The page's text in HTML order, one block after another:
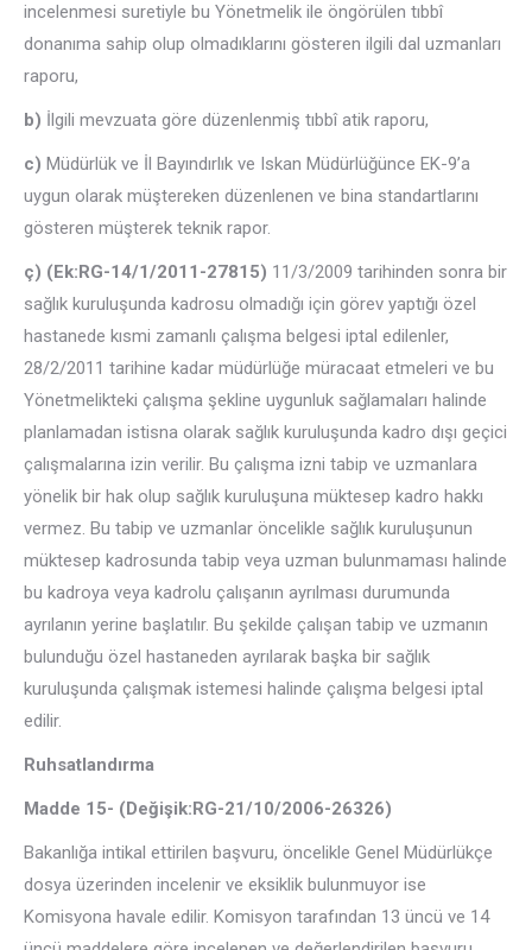
incelenmesi suretiyle bu Yönetmelik ile öngörülen tıbbî
donanıma sahip olup olmadıklarını gösteren ilgili dal uzmanları
raporu,
b) İlgili mevzuata göre düzenlenmiş tıbbî atik raporu,
c) Müdürlük ve İl Bayındırlık ve Iskan Müdürlüğünce EK-9’a
uygun olarak müştereken düzenlenen ve bina standartlarını
gösteren müşterek teknik rapor.
ç) (Ek:RG-14/1/2011-27815) 11/3/2009 tarihinden sonra bir
sağlık kuruluşunda kadrosu olmadığı için görev yaptığı özel
hastanede kısmi zamanlı çalışma belgesi iptal edilenler,
28/2/2011 tarihine kadar müdürlüğe müracaat etmeleri ve bu
Yönetmelikteki çalışma şekline uygunluk sağlamaları halinde
planlamadan istisna olarak sağlık kuruluşunda kadro dışı geçici
çalışmalarına izin verilir. Bu çalışma izni tabip ve uzmanlara
yönelik bir hak olup sağlık kuruluşuna müktesep kadro hakkı
vermez. Bu tabip ve uzmanlar öncelikle sağlık kuruluşunun
müktesep kadrosunda tabip veya uzman bulunmaması halinde
bu kadroya veya kadrolu çalışanın ayrılması durumunda
ayrılanın yerine başlatılır. Bu şekilde çalışan tabip ve uzmanın
bulunduğu özel hastaneden ayrılarak başka bir sağlık
kuruluşunda çalışmak istemesi halinde çalışma belgesi iptal
edilir.
Ruhsatlandırma
Madde 15- (Değişik:RG-21/10/2006-26326)
Bakanlığa intikal ettirilen başvuru, öncelikle Genel Müdürlükçe
dosya üzerinden incelenir ve eksiklik bulunmuyor ise
Komisyona havale edilir. Komisyon tarafından 13 üncü ve 14